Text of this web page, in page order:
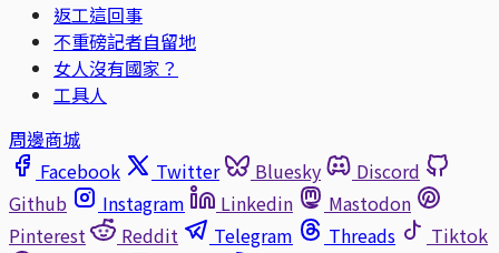
返工這回事
不重磅記者自留地
女人沒有國家？
工具人
周邊商城
Facebook
Twitter Bluesky
Discord
Github
Instagram Linkedin
Mastodon
Pinterest
Reddit Telegram Threads
Tiktok